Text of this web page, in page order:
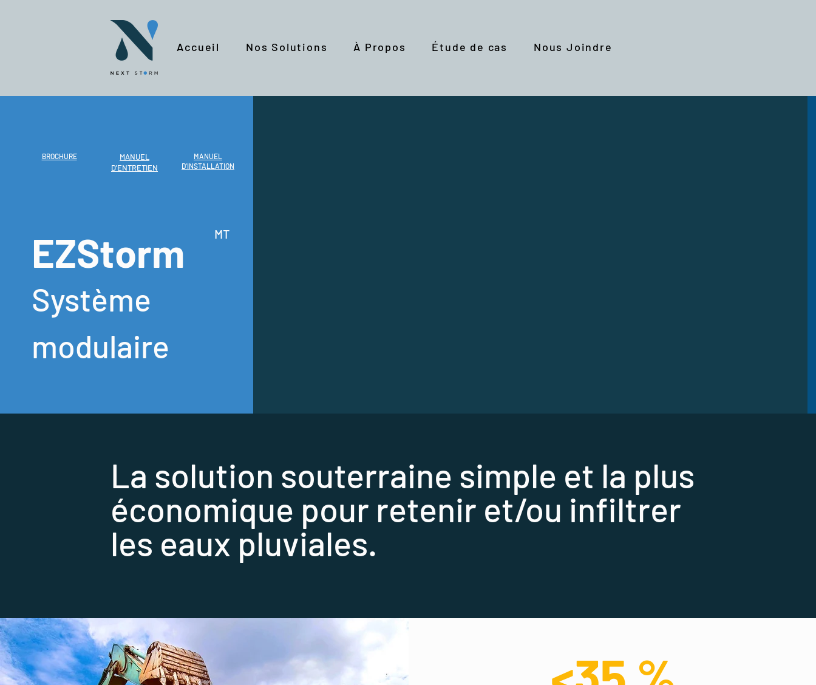
Accueil Nos Solutions À Propos Étude de cas Nous Joindre
EZStorm
Système
modulaire
MT
BROCHURE
MANUEL
D'ENTRETIEN
MANUEL
D'INSTALLATION
La solution souterraine simple et la plus
économique pour retenir et/ou infiltrer
les eaux pluviales.